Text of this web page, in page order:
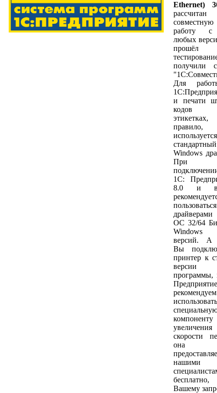
Ethernet)
совместную
работу
любых
прошёл
получили
Для
и печати
кодов
правило,
используется
стандартный
Windows
При
1С:
8.0 и
пользоваться
ОС 32/64
Windows
версий. А
Вы
принтер к
версии
программы,
рекомендуем
использовать
увеличения
скорости
она
нашими
Вашему